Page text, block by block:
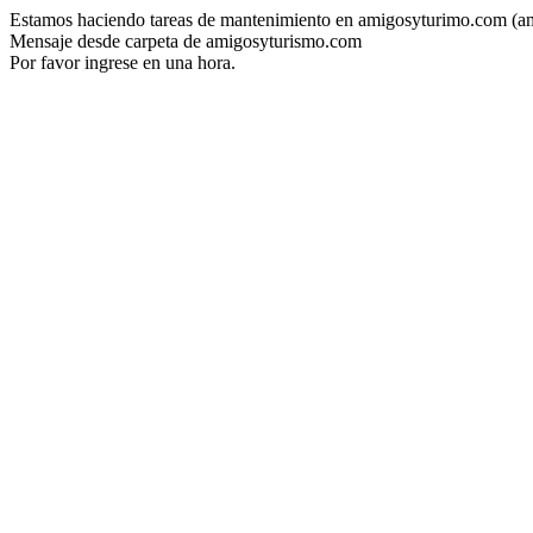
Estamos haciendo tareas de mantenimiento en amigosyturimo.com
Mensaje desde carpeta de amigosyturismo.com
Por favor ingrese en una hora.